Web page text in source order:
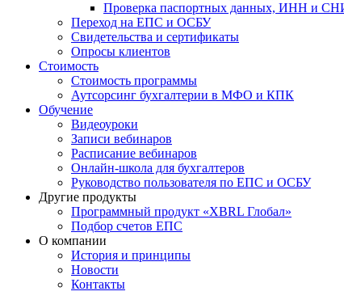
Проверка паспортных данных, ИНН и
Переход на ЕПС и ОСБУ
Свидетельства и сертификаты
Опросы клиентов
Стоимость
Стоимость программы
Аутсорсинг бухгалтерии в МФО и КПК
Обучение
Видеоуроки
Записи вебинаров
Расписание вебинаров
Онлайн-школа для бухгалтеров
Руководство пользователя по ЕПС и ОСБУ
Другие продукты
Программный продукт «XBRL Глобал»
Подбор счетов ЕПС
О компании
История и принципы
Новости
Контакты